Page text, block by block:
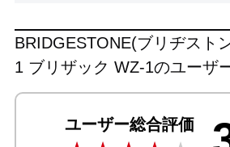
BRIDGESTONE(ブリヂスト
1 ブリザック WZ-1のユーザ
ユーザー総合評価